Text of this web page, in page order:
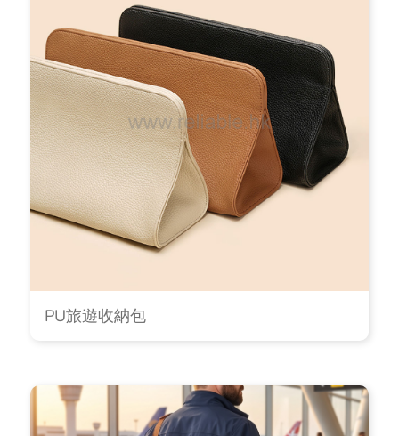
PU旅遊收納包